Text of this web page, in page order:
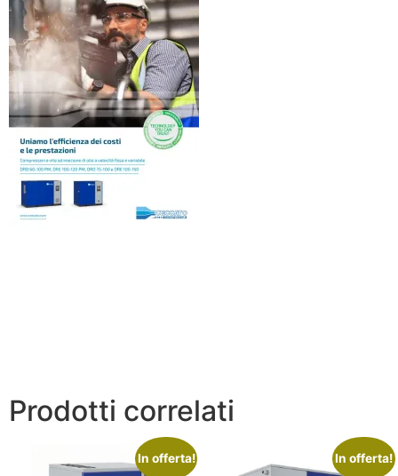
Prodotti correlati
In offerta! In offerta!